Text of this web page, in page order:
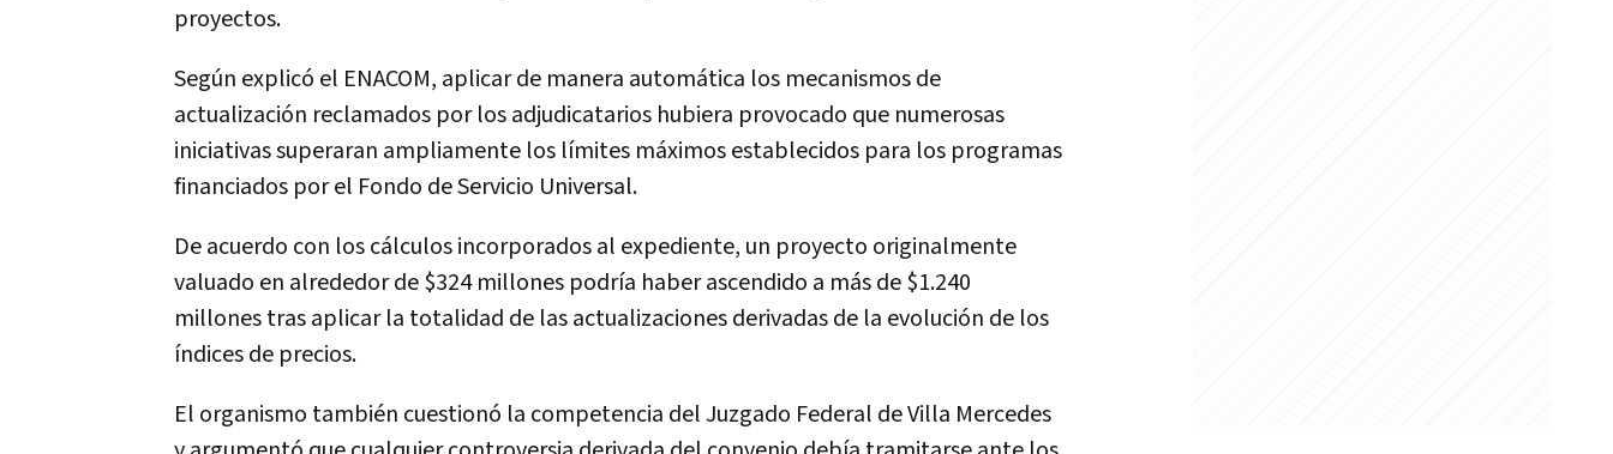
proyectos.
Según explicó el ENACOM, aplicar de manera automática los mecanismos de
actualización reclamados por los adjudicatarios hubiera provocado que numerosas
iniciativas superaran ampliamente los límites máximos establecidos para los programas
financiados por el Fondo de Servicio Universal.
De acuerdo con los cálculos incorporados al expediente, un proyecto originalmente
valuado en alrededor de $324 millones podría haber ascendido a más de $1.240
millones tras aplicar la totalidad de las actualizaciones derivadas de la evolución de los
índices de precios.
El organismo también cuestionó la competencia del Juzgado Federal de Villa Mercedes